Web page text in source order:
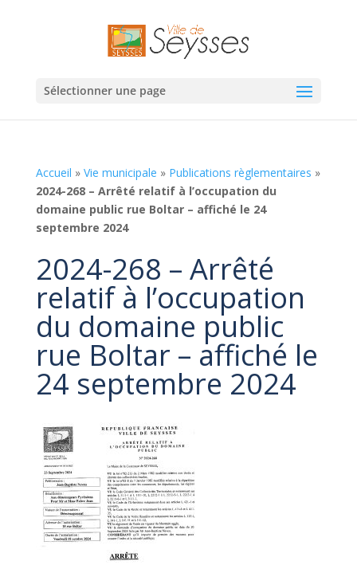
Sélectionner une page
Accueil » Vie municipale » Publications règlementaires »
2024-268 – Arrêté relatif à l’occupation du
domaine public rue Boltar – affiché le 24
septembre 2024
2024-268 – Arrêté
relatif à l’occupation
du domaine public
rue Boltar – affiché le
24 septembre 2024